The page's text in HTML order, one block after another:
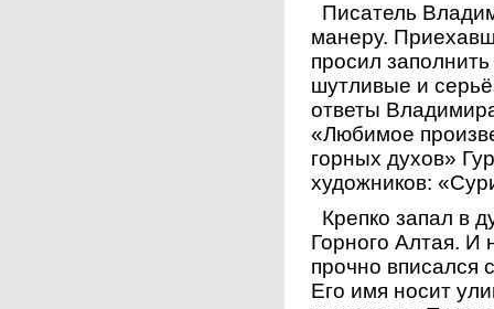
Писатель
манеру.
просил
шутливые и
ответы
«Любимое
горных духов»
художников:
Крепко запал в
Горного Алтая. И
прочно вписался
Его имя носит